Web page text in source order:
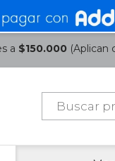
a $150.000 (Aplican
Búsqueda
productos